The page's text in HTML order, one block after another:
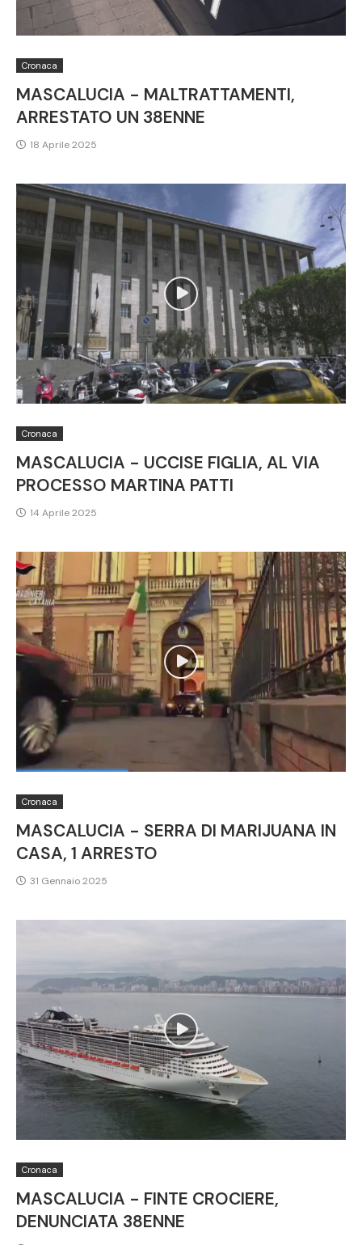
Cronaca
MASCALUCIA - MALTRATTAMENTI,
ARRESTATO UN 38ENNE
18 Aprile 2025
Cronaca
MASCALUCIA - UCCISE FIGLIA, AL VIA
PROCESSO MARTINA PATTI
14 Aprile 2025
Cronaca
MASCALUCIA - SERRA DI MARIJUANA IN
CASA, 1 ARRESTO
31 Gennaio 2025
Cronaca
MASCALUCIA - FINTE CROCIERE,
DENUNCIATA 38ENNE